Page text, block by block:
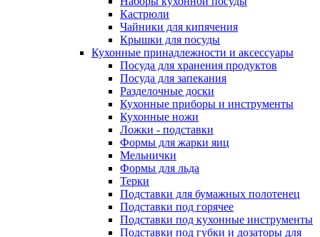
Кастрюли
Чайники для кипячения
Крышки для посуды
Кухонные принадлежности и аксессуары
Посуда для хранения продуктов
Посуда для запекания
Разделочные доски
Кухонные приборы и инструменты
Кухонные ножи
Ложки - подставки
Формы для жарки яиц
Мельнички
Формы для льда
Терки
Подставки для бумажных полотенец
Подставки под горячее
Подставки под кухонные инструменты
Подставки под губки и дозаторы для